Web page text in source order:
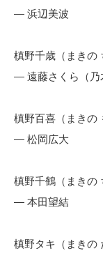
— 浜辺美波
槙野千歳（まきの
— 遠藤さくら（乃
槙野百喜（まきの
— 松岡広大
槙野千鶴（まきの
— 本田望結
槙野タキ（まきの